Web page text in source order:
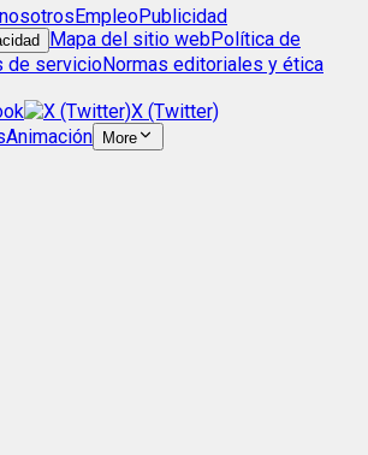
EmpleoPublicidad
Mapa del sitio webPolítica de
de servicioNormas editoriales y ética
X (Twitter)
Animación More